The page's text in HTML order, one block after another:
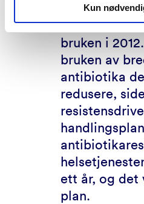
Kun
antibiotika
2020,
bruken i
bruken av
antibiotika
redusere,
ett år, og det
plan.